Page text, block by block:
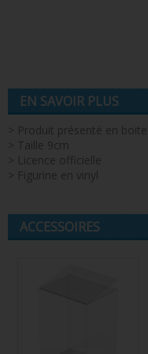
EN SAVOIR PLUS
> Produit présenté en
> Taille 9cm
> Licence officielle
> Figurine en vinyl
ACCESSOIRES